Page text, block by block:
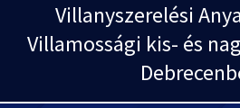
Villanyszerelési
Villamossági kis- és